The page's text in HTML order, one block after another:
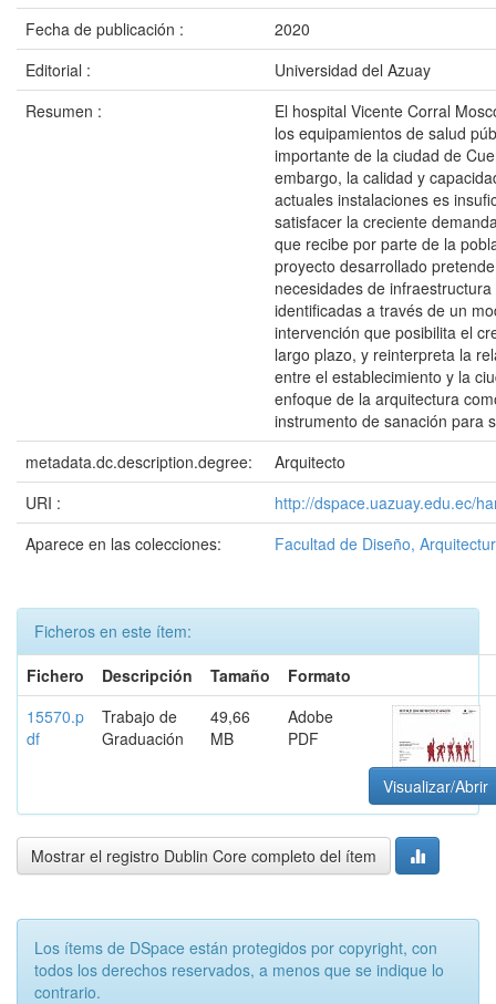
Fecha de publicación :
2020
Editorial :
Universidad del Azuay
Resumen :
El hospital Vicente Corral
los equipamientos de salud
importante de la ciudad de
embargo, la calidad y
actuales instalaciones es
satisfacer la creciente
que recibe por parte de la
proyecto desarrollado
necesidades de
identificadas a través de un
intervención que posibilita el
largo plazo, y reinterpreta la
entre el establecimiento y la
enfoque de la arquitectura
instrumento de sanación para
metadata.dc.description.degree:
Arquitecto
URI :
http://dspace.uazuay.edu.ec/
Aparece en las colecciones:
Facultad de Diseño,
Ficheros en este ítem:
Fichero
Descripción Tamaño
Formato
15570.p
df
Trabajo de
Graduación
49,66
MB
Adobe
PDF
Visualizar/Abrir
Mostrar el registro Dublin Core completo del ítem
Los ítems de DSpace están protegidos por copyright, con
todos los derechos reservados, a menos que se indique lo
contrario.